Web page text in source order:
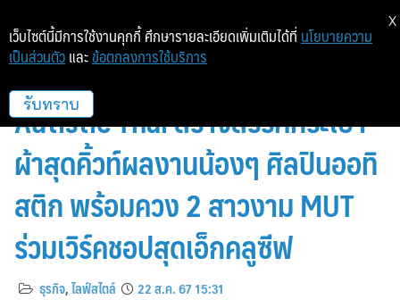
ซีเล็คทูน่า x ARTSTORY by
Autistic Thai สร้างสรรค์กระเป๋า
ผ้าสุดคิ้วท์ผลงานน้องๆ ศิลปินออทิ
สติก พร้อมควง 2 สาวงาม MUT
ร่วมเวิร์คชอปสุดเอ็กคลูซีฟ
ธุรกิจ,ไลฟ์สไตล์ 22 ส.ค. 67 15:31
เว็บไซต์นี้มีการใช้งานคุกกี้ ศึกษารายละเอียดเพิ่มเติมได้ที่ นโยบายความ
เป็นส่วนตัว และ ข้อตกลงการใช้บริการ
รับทราบ
X